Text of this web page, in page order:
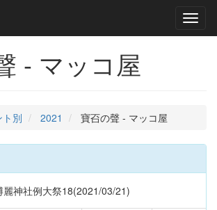
- マッコ屋
ト別 2021 寶䂖の聲 - マッコ屋
神社例大祭18(2021/03/21)